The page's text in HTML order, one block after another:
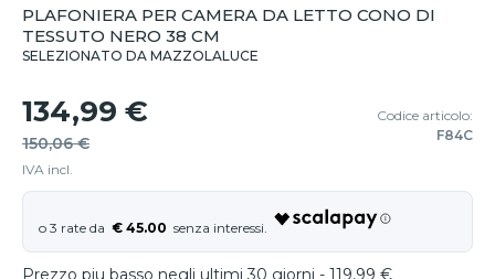
PLAFONIERA PER CAMERA DA LETTO CONO DI
TESSUTO NERO 38 CM
SELEZIONATO DA MAZZOLALUCE
134,99 €
150,06 €
IVA incl.
Codice articolo:
F84C
€ 45.00
Prezzo piu basso negli ultimi 30 giorni - 119,99 €